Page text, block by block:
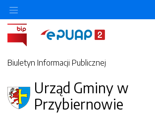
Biuletyn Informacji Publicznej
Urząd Gminy w
Przybiernowie